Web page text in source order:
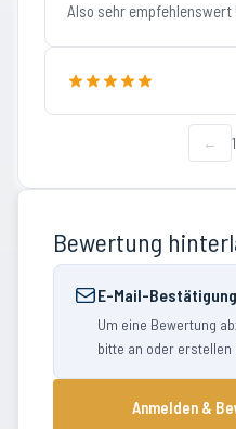
Also sehr empfehlenswert !
← 1
Bewertung
E-Mail-
Um eine Bewertung
bitte an oder erstellen
Anmelden &